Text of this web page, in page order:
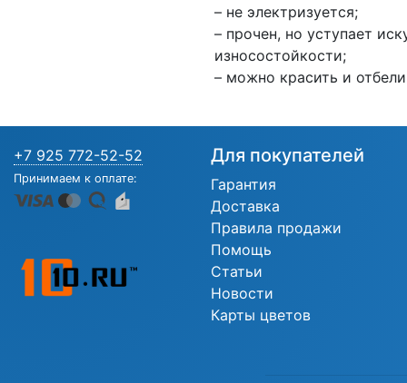
– не электризуется;
– прочен, но уступает
износостойкости;
– можно красить и
+7 925 772-52-52
Принимаем к оплате:
Для покупателей
Гарантия
Доставка
Правила продажи
Помощь
Статьи
Новости
Карты цветов